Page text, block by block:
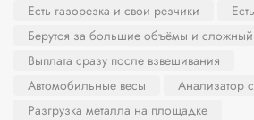
Есть газорезка и свои резчики
Берутся за большие объёмы и
Выплата сразу после взвешивания
Автомобильные весы
Анализатор
Разгрузка металла на площадке